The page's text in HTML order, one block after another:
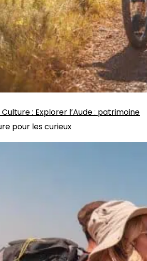
Culture: Explorer l’Aude : patrimoine
pour les curieux